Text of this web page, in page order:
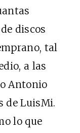
discos
tal
a las
Antonio
de LuisMi.
lo que